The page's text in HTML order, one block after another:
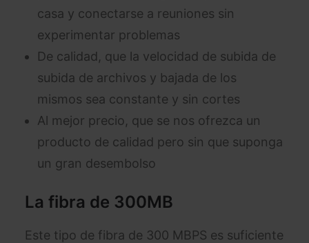
casa y conectarse a reuniones sin
experimentar problemas
De calidad, que la velocidad de subida de
subida de archivos y bajada de los
mismos sea constante y sin cortes
Al mejor precio, que se nos ofrezca un
producto de calidad pero sin que suponga
un gran desembolso
La fibra de 300MB
Este tipo de fibra de 300 MBPS es suficiente